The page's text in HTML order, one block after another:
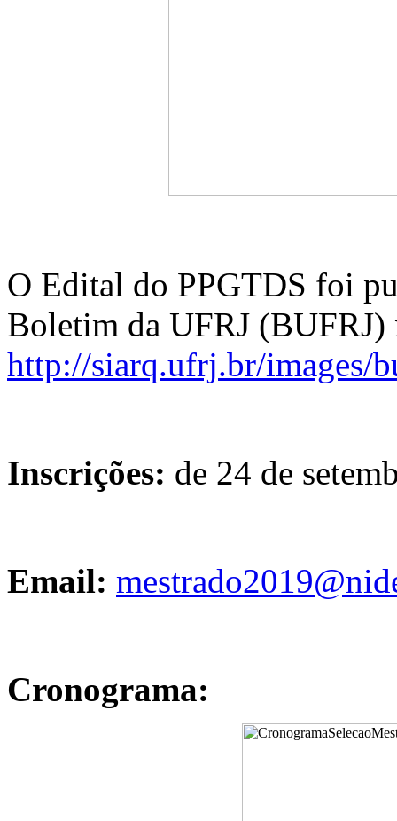
O Edital do PPGTDS foi
Boletim da UFRJ
http://siarq.ufrj.br/images/
Inscrições: de 24 de
Email:
Cronograma: